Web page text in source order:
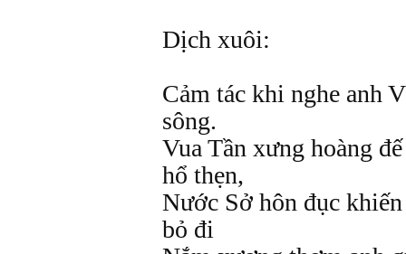
Dịch xuôi:
Cảm tác khi nghe anh
sông.
Vua Tần xưng hoàng
hổ thẹn,
Nước Sở hôn đục
bỏ đi